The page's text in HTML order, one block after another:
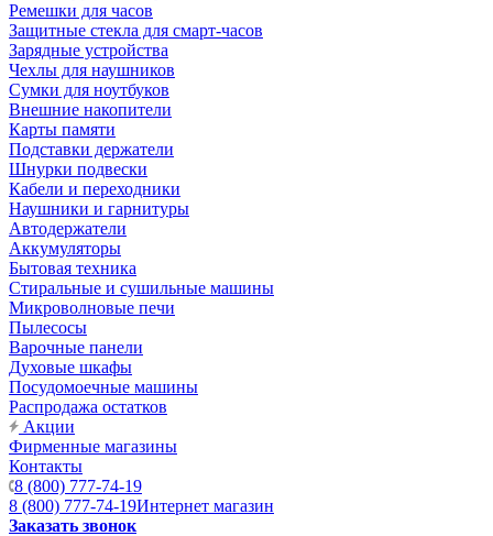
Ремешки для часов
Защитные стекла для смарт-часов
Зарядные устройства
Чехлы для наушников
Сумки для ноутбуков
Внешние накопители
Карты памяти
Подставки держатели
Шнурки подвески
Кабели и переходники
Наушники и гарнитуры
Автодержатели
Аккумуляторы
Бытовая техника
Стиральные и сушильные машины
Микроволновые печи
Пылесосы
Варочные панели
Духовые шкафы
Посудомоечные машины
Распродажа остатков
Акции
Фирменные магазины
Контакты
8 (800) 777-74-19
8 (800) 777-74-19Интернет магазин
Заказать звонок